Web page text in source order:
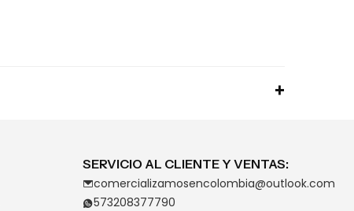
SERVICIO AL CLIENTE Y VENTAS:
comercializamosencolombia@outlook.com
573208377790